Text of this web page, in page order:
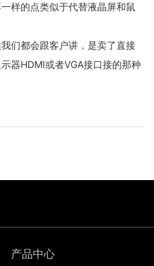
样的点类似于代替液晶屏和鼠
们都会跟客户讲，是卖了直接
器HDMI或者VGA接口接的那种
产品中心